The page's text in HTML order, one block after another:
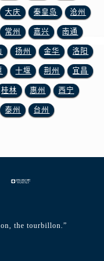
澳门特别行政区风顺堂区南湾大马路宝玑售后服务中心（需提前预约）
澳门特别行政区花地玛堂区关闸广场宝玑售后服务中心（需提前预约）
澳门特别行政区花王堂区大三巴商圈宝玑售后服务中心（需提前预约）
澳门特别行政区嘉模堂区官也街宝玑售后服务中心（需提前预约）
澳门省路氹城市金光大道宝玑售后服务中心（需提前预约）
澳门特别行政区望德堂区塔石广场宝玑售后服务中心（需提前预约）
广东省广州市天河区天河路230号万菱汇国际中心A塔7层704室宝玑售后服务中心（需提前预约）
大庆 秦皇岛 沧州
常州 嘉兴 南通
扬州 金华 洛阳
十堰 荆州 宜昌
桂林 惠州 西宁
泰州 台州
the tourbillon.”